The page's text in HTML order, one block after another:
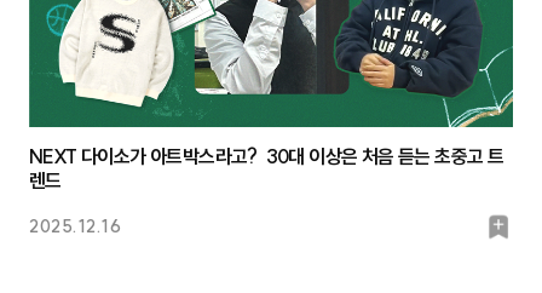
2025.12.16
북
NEXT 다이소가 아트박스라고? 30대 이상은 처음 듣는 초중고 트
렌드